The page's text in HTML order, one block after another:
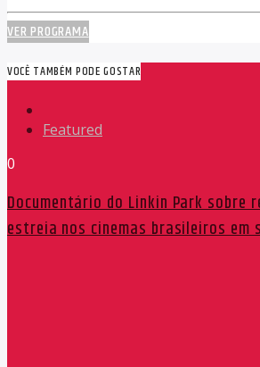
VER PROGRAMA
VOCÊ TAMBÉM PODE GOSTAR
Featured
0
Documentário do Linkin Park sobre
estreia nos cinemas brasileiros em